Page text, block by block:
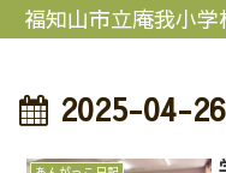
福知山市立庵我小学
2025-04-26